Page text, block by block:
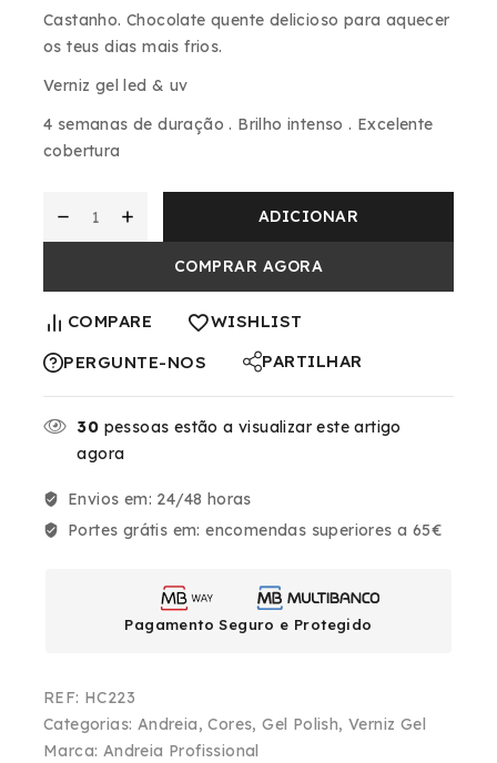
Castanho. Chocolate quente delicioso para aquecer
os teus dias mais frios.
Verniz gel led & uv
4 semanas de duração . Brilho intenso . Excelente
cobertura
ADICIONAR
COMPRAR AGORA
COMPARE
WISHLIST
PERGUNTE-NOS
PARTILHAR
30 pessoas estão a visualizar este artigo
agora
Envios em: 24/48 horas
Portes grátis em:encomendas superiores a 65€
Pagamento Seguro e Protegido
REF: HC223
Categorias: Andreia,Cores,Gel Polish,Verniz Gel
Marca: Andreia Profissional